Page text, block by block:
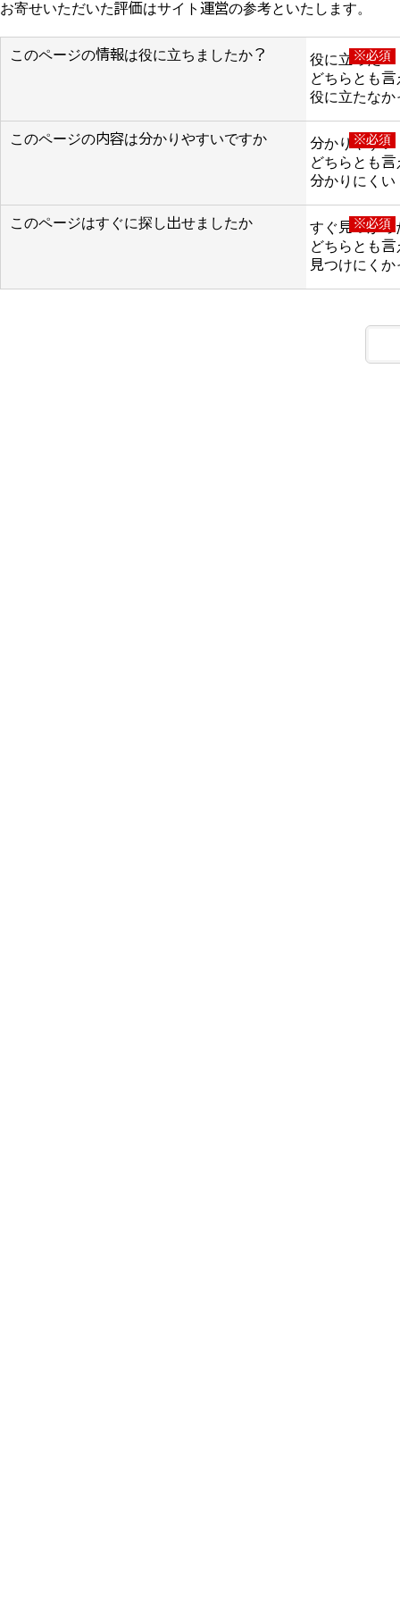
お寄せいただいた評価はサイト運営の参考といたします。
このページの情報は役に立ちましたか？ ※必須
役に立った
どちらとも言
役に立たなか
このページの内容は分かりやすいですか ※必須
分かりやすい
どちらとも言
分かりにくい
このページはすぐに探し出せましたか ※必須
すぐ見つかっ
どちらとも言
見つけにくか